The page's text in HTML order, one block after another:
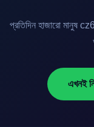
প্রতিদিন হাজারো মানুষ
এখনই